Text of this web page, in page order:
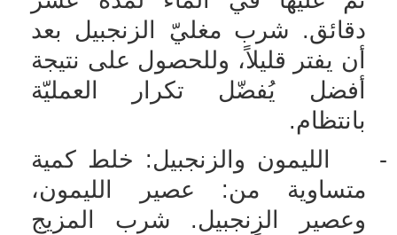
دقائق. شرب مغليّ الزنجبيل بعد
أن يفتر قليلاً، وللحصول على نتيجة
أفضل يُفضّل تكرار العمليّة
بانتظام.
-
الليمون والزنجبيل: خلط كمية
متساوية من: عصير الليمون،
وعصير الزنجبيل. شرب المزيج